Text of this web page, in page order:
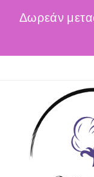
Δωρεάν